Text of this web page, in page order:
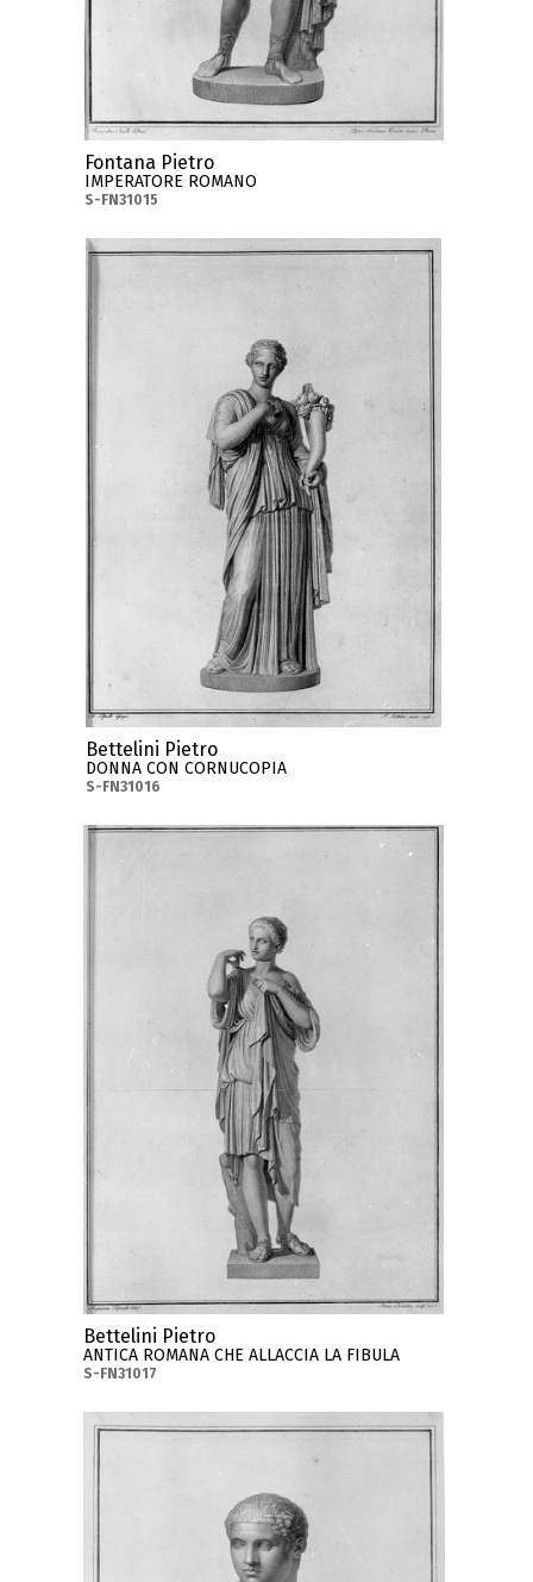
Fontana Pietro
IMPERATORE ROMANO
S-FN31015
Bettelini Pietro
DONNA CON CORNUCOPIA
S-FN31016
Bettelini Pietro
ANTICA ROMANA CHE ALLACCIA LA FIBULA
S-FN31017